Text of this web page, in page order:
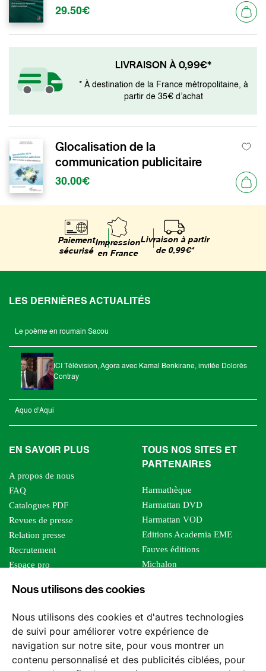
Nous utilisons des cookies
Nous utilisons des cookies et d'autres technologies
de suivi pour améliorer votre expérience de
navigation sur notre site, pour vous montrer un
contenu personnalisé et des publicités ciblées, pour
29.50€
LIVRAISON À 0,99€*
* À destination de la France métropolitaine, à
partir de 35€ d’achat
Glocalisation de la
communication publicitaire
30.00€
Paiement
sécurisé
Impression
en France
Livraison à partir
de 0,99€*
LES DERNIÈRES ACTUALITÉS
Le poème en roumain Sacou
ICI Télévision, Agora avec Kamal Benkirane, invitée Dolorès
Contray
Aquo d'Aqui
EN SAVOIR PLUS
A propos de nous
FAQ
Catalogues PDF
Revues de presse
Relation presse
Recrutement
Espace pro
Foreign rights
TOUS NOS SITES ET
PARTENAIRES
Harmathèque
Harmattan DVD
Harmattan VOD
Editions Academia EME
Fauves éditions
Michalon
Editions Sutton
Les impliqués
Tous les éditeurs
Nos structures